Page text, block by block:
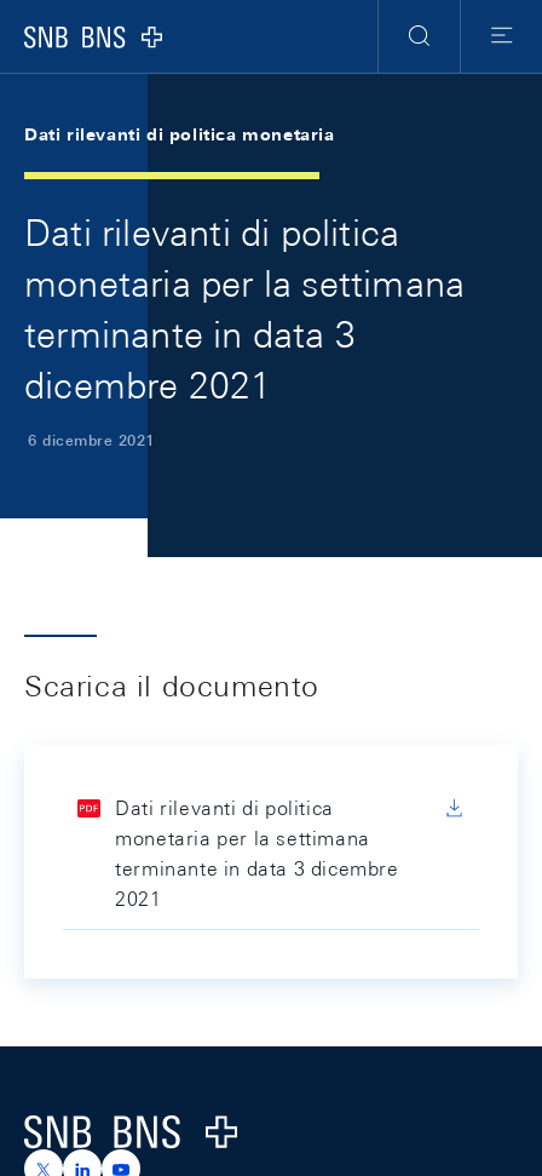
Logo
Ricerca
Menu
Dati rilevanti di politica monetaria
Dati rilevanti di politica
monetaria per la settimana
terminante in data 3
dicembre 2021
6 dicembre 2021
Scarica il documento
Dati rilevanti di politica
monetaria per la settimana
terminante in data 3 dicembre
2021
Logo
https://x.com/snb_bns
https://ch.linkedin.com/company/swiss-national-
https://www.youtube.com/@swissnationalbank